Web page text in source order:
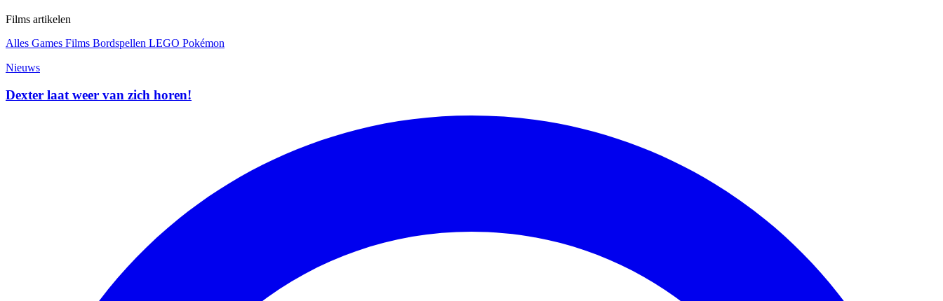
Films artikelen
Alles Games Films Bordspellen LEGO Pokémon
Nieuws
Dexter laat weer van zich horen!